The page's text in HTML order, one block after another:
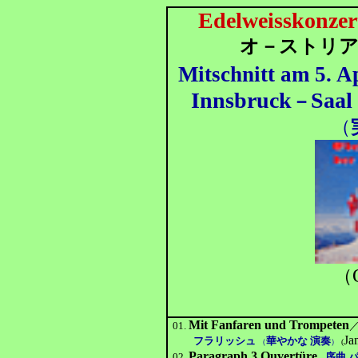
オ－ストリ
Mitschnitt am 5.
Innsbruck － Saal
（
（
01.Mit Fanfaren und Trompeten
フラリッシュ （華やかな 演奏）(